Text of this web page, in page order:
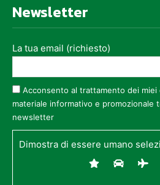
Newsletter
La tua email (richiesto)
Acconsento al trattamento dei miei
materiale informativo e promozionale
newsletter
Dimostra di essere umano